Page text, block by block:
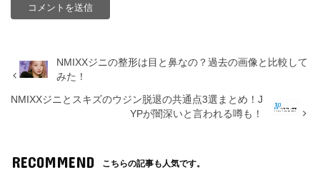
NMIXXジニの整形は目と鼻なの？過去の画像と比較して
みた！
NMIXXジニとスキズのウジン脱退の共通点3選まとめ！J
YPが闇深いと言われる噂も！
RECOMMEND こちらの記事も人気です。